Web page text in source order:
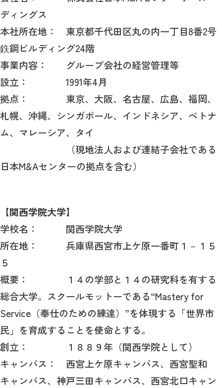
ディングス
本社所在地： 東京都千代田区丸の内一丁目8番2号
鉃鋼ビルディング24階
事業内容： グループ会社の経営管理等
設立：1991年4月
拠点： 東京、大阪、名古屋、広島、福岡、
札幌、沖縄、シンガポール、インドネシア、ベトナ
ム、マレーシア、タイ
（現地法人および連結子会社である
日本M&Aセンターの拠点を含む）
【関西学院大学】
学校名： 関西学院大学
所在地： 兵庫県西宮市上ケ原一番町１－１５
５
概要： １４の学部と１４の研究科を有する
総合大学。スクールモットーである“Mastery for
Service （奉仕のための練達）”を体現する「世界市
民」を育成することを使命とする。
創立： １８８９年（関西学院として）
キャンパス： 西宮上ケ原キャンパス、西宮聖和
キャンパス、神戸三田キャンパス、西宮北口キャン